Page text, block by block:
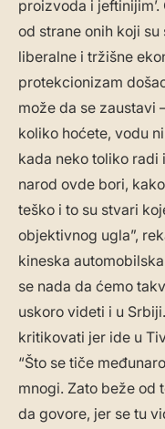
proizvoda i
od strane onih koji
liberalne i tržišne
protekcionizam
može da se zaustavi
koliko hoćete, vodu
kada neko toliko radi
narod ovde bori,
teško i to su stvari
objektivnog ugla”,
kineska
se nada da ćemo
uskoro videti i u
kritikovati jer ide u
“Što se tiče
mnogi. Zato beže od
da govore, jer se tu